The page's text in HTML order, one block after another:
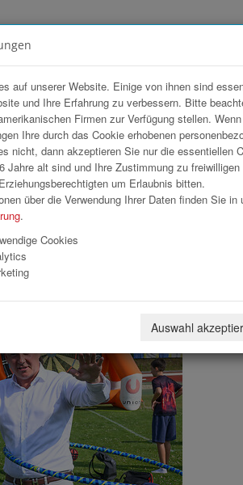
Download
auf unserer Website. Einige von ihnen sind
und Ihre Erfahrung zu verbessern. Bitte
Firmen zur Verfügung stellen.
Ihre durch das Cookie erhobenen
nicht, dann akzeptieren Sie nur die essentiellen
Jahre alt sind und Ihre Zustimmung zu
um Erlaubnis bitten.
über die Verwendung Ihrer Daten finden Sie in
.
Cookies
Auswahl